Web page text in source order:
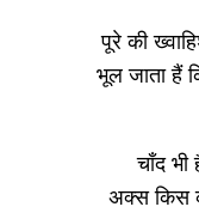
पूरे की
भूल जाता हैं
चाँद भी
अक्स किस